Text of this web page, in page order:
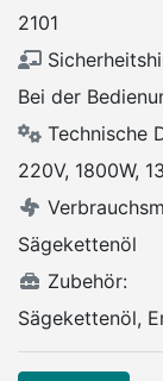
2101
Bei der
Technische
220V, 1800W,
Sägekettenöl
Zubehör:
Sägekettenöl,